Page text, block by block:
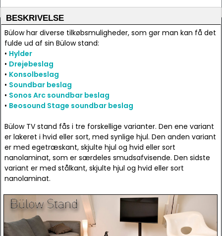
BESKRIVELSE
Bülow har diverse tilkøbsmuligheder, som gør man kan få det
fulde ud af sin Bülow stand:
• Hylder
• Drejebeslag
• Konsolbeslag
• Soundbar beslag
• Sonos Arc soundbar beslag
• Beosound Stage soundbar beslag
Bülow TV stand fås i tre forskellige varianter. Den ene variant
er lakeret i hvid eller sort, med synlige hjul. Den anden variant
er med egetræskant, skjulte hjul og hvid eller sort
nanolaminat, som er særdeles smudsafvisende. Den sidste
variant er med stålkant, skjulte hjul og hvid eller sort
nanolaminat.